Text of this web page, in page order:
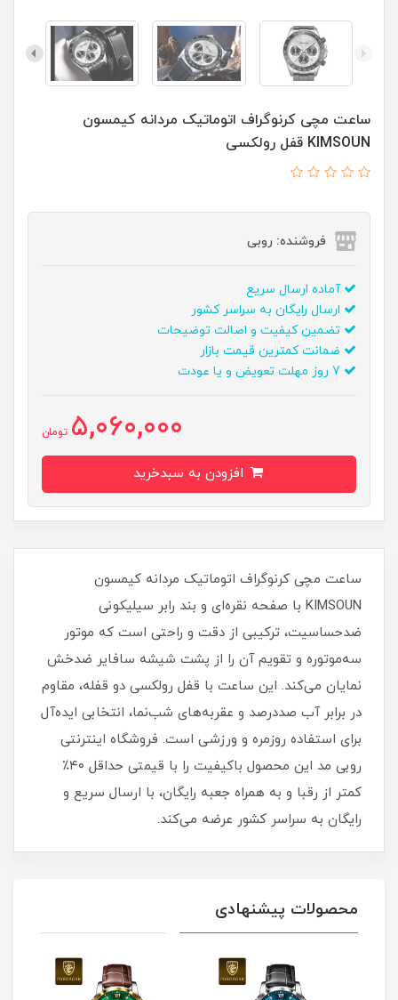
ساعت مچی کرنوگراف اتوماتيک مردانه کيمسون
KIMSOUN قفل رولکسی
فروشنده: روبی
آماده ارسال سریع
ارسال رایگان به سراسر کشور
تضمین کیفیت و اصالت توضیحات
ضمانت کمترین قیمت بازار
5,060,000 تومان
ساعت مچی کرنوگراف اتوماتیک مردانه کیمسون
KIMSOUN با صفحه نقره‌ای و بند رابر سیلیکونی
ضدحساسیت، ترکیبی از دقت و راحتی است که موتور
سه‌موتوره و تقویم آن را از پشت شیشه سافایر ضدخش
نمایان می‌کند. این ساعت با قفل رولکسی دو قفله، مقاوم
در برابر آب صددرصد و عقربه‌های شب‌نما، انتخابی ایده‌آل
برای استفاده روزمره و ورزشی است. فروشگاه اینترنتی
روبی مد این محصول باکیفیت را با قیمتی حداقل ۴۰٪
کمتر از رقبا و به همراه جعبه رایگان، با ارسال سریع و
رایگان به سراسر کشور عرضه می‌کند.
محصولات پیشنهادی